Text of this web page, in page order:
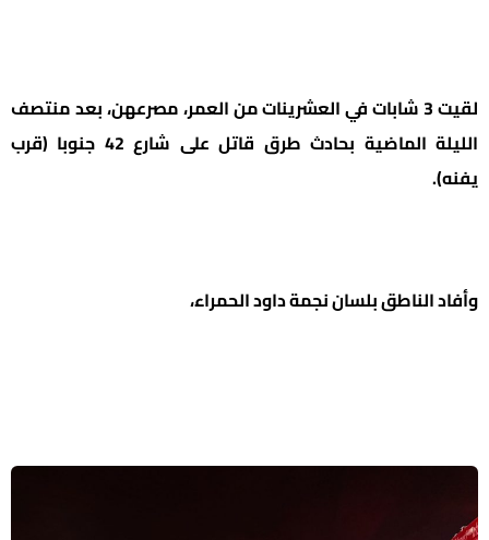
لقيت 3 شابات في العشرينات من العمر، مصرعهن، بعد منتصف
الليلة الماضية بحادث طرق قاتل على شارع 42 جنوبا (قرب
يفنه).
وأفاد الناطق بلسان نجمة داود الحمراء،